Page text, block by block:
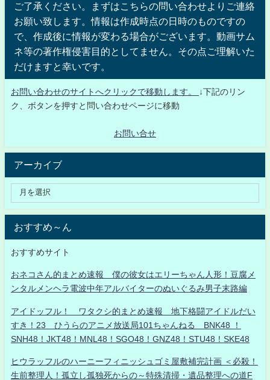
ご了承ください。まずはこちらの問い合わせよりご連絡
お願い致します。情報は作成時点の日時のものですの
で、作成後に情報が変わる場合がございます。動画サム
ネ等の著作権侵害目的としてません。その点ご理解いた
だけますと幸いです。
お問い合わせのサイトへクリックで移動します。
↓下記のリン
ク、ボタンを押すと問い合わせページに移動
お問い合せ
アーカイブ
おすすめ～ん
おすすめサイト
おネコさん的まとめ速報 僕の彼女はエリーちゃん人形！豆腐メ
ンタルメンヘラ電波中年アルバイターのぬいぐるみ男子末路編
アイドッフル！ ワタクシ的まとめ速報 地下格闘アイドルだい
すき！23 ひうらのアニメ放送局101ちゃんねる BNK48 ！
SNH48！JKT48！MNL48！SGO48！GNZ48！STU48！SKE48
ヒウラッフルのハーニーフィニッシュゴミ屋敷補完計画 ＜必殺！
生前整理人！孤立し孤独死からの～特殊清掃・遺品整理への道F